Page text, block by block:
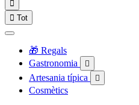

 Tot
🎁 Regals
Gastronomia

Artesania típica 
Cosmètics